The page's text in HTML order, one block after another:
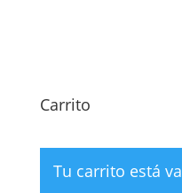
Carrito
Tu carrito está